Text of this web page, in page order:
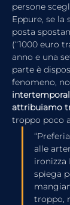
persone
Eppure, se la
posta
(“1000 euro
anno e una
parte è
fenomeno,
attribuiamo
troppo poco
alle
ironizza
spiega
troppo,